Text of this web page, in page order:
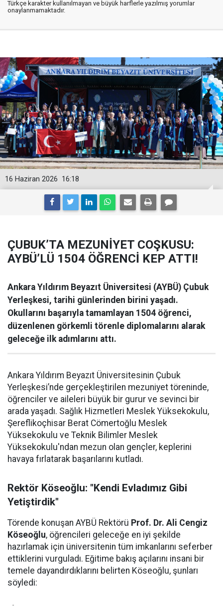
Türkçe karakter kullanılmayan ve büyük harflerle yazılmış yorumlar
onaylanmamaktadır.
16:18
16 Haziran 2026
ÇUBUK’TA MEZUNİYET COŞKUSU:
AYBÜ’LÜ 1504 ÖĞRENCİ KEP ATTI!
Ankara Yıldırım Beyazıt Üniversitesi (AYBÜ) Çubuk
Yerleşkesi, tarihi günlerinden birini yaşadı.
Okullarını başarıyla tamamlayan 1504 öğrenci,
düzenlenen görkemli törenle diplomalarını alarak
geleceğe ilk adımlarını attı.
Ankara Yıldırım Beyazıt Üniversitesinin Çubuk
Yerleşkesi’nde gerçekleştirilen mezuniyet töreninde,
öğrenciler ve aileleri büyük bir gurur ve sevinci bir
arada yaşadı. Sağlık Hizmetleri Meslek Yüksekokulu,
Şereflikoçhisar Berat Cömertoğlu Meslek
Yüksekokulu ve Teknik Bilimler Meslek
Yüksekokulu'ndan mezun olan gençler, keplerini
havaya fırlatarak başarılarını kutladı.
Rektör Köseoğlu: "Kendi Evladımız Gibi
Yetiştirdik"
Törende konuşan AYBÜ Rektörü Prof. Dr. Ali Cengiz
Köseoğlu, öğrencileri geleceğe en iyi şekilde
hazırlamak için üniversitenin tüm imkanlarını seferber
ettiklerini vurguladı. Eğitime bakış açılarını insani bir
temele dayandırdıklarını belirten Köseoğlu, şunları
söyledi: